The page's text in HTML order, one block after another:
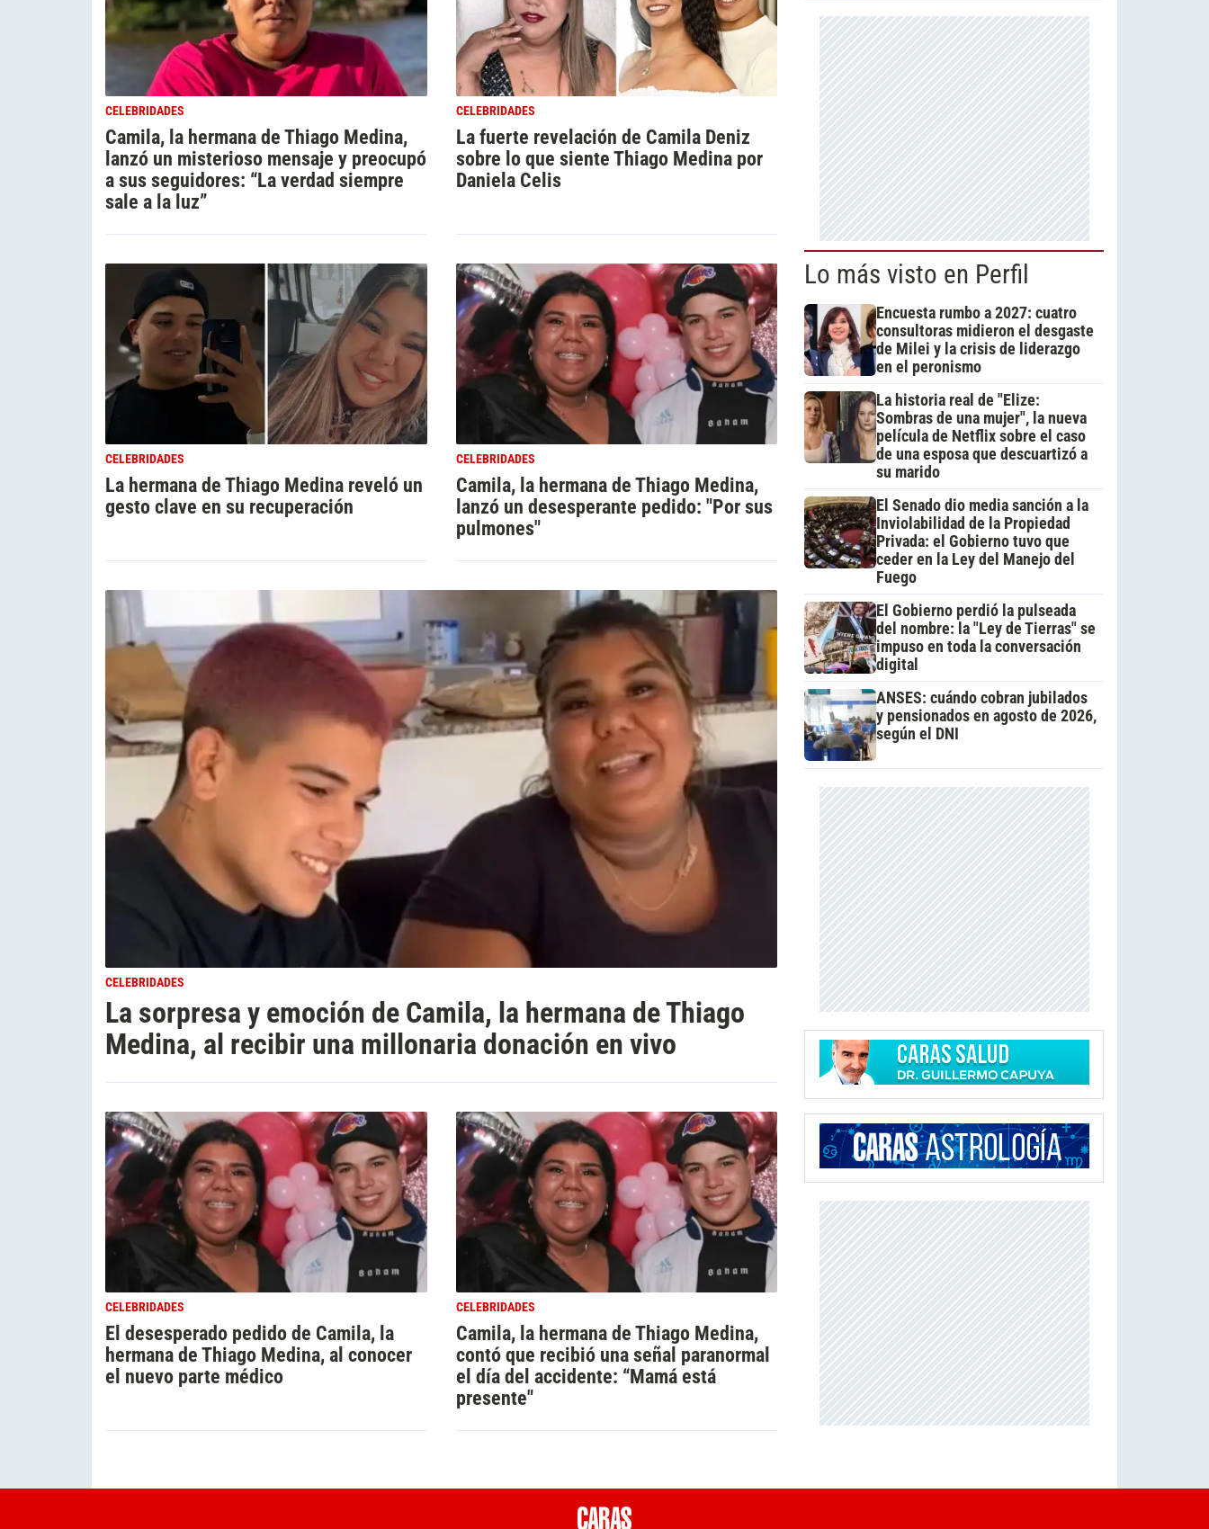
CELEBRIDADES
Camila, la hermana de Thiago Medina,
lanzó un misterioso mensaje y preocupó
a sus seguidores: “La verdad siempre
sale a la luz”
CELEBRIDADES
La fuerte revelación de Camila Deniz
sobre lo que siente Thiago Medina por
Daniela Celis
CELEBRIDADES
La hermana de Thiago Medina reveló un
gesto clave en su recuperación
CELEBRIDADES
Camila, la hermana de Thiago Medina,
lanzó un desesperante pedido: "Por sus
pulmones"
CELEBRIDADES
La sorpresa y emoción de Camila, la hermana de Thiago
Medina, al recibir una millonaria donación en vivo
CELEBRIDADES
El desesperado pedido de Camila, la
hermana de Thiago Medina, al conocer
el nuevo parte médico
CELEBRIDADES
Camila, la hermana de Thiago Medina,
contó que recibió una señal paranormal
el día del accidente: “Mamá está
presente"
Lo más visto en Perfil
Encuesta rumbo a 2027: cuatro
consultoras midieron el desgaste
de Milei y la crisis de liderazgo
en el peronismo
La historia real de "Elize:
Sombras de una mujer", la nueva
película de Netflix sobre el caso
de una esposa que descuartizó a
su marido
El Senado dio media sanción a la
Inviolabilidad de la Propiedad
Privada: el Gobierno tuvo que
ceder en la Ley del Manejo del
Fuego
El Gobierno perdió la pulseada
del nombre: la "Ley de Tierras" se
impuso en toda la conversación
digital
ANSES: cuándo cobran jubilados
y pensionados en agosto de 2026,
según el DNI